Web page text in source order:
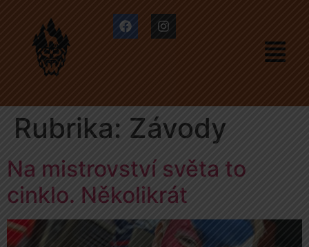
Rubrika: Závody
Na mistrovství světa to
cinklo. Několikrát